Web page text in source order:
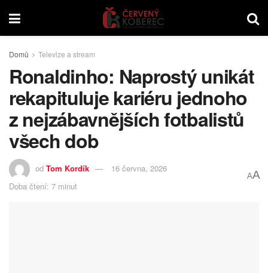
Domů Televize a stream
Ronaldinho: Naprostý unikát
rekapituluje kariéru jednoho
z nejzábavnějších fotbalistů
všech dob
od Tom Kordík
16 června, 2026
Doba čtení: 7 minut
AA